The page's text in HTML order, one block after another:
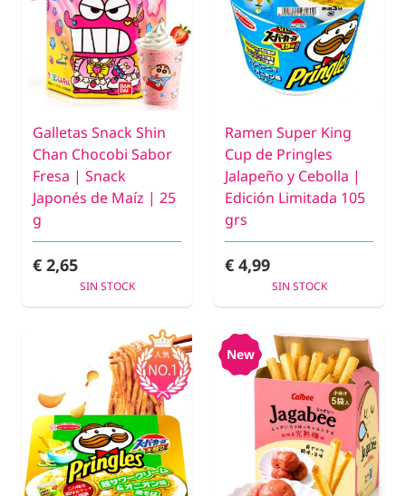
Galletas Snack Shin
Chan Chocobi Sabor
Fresa | Snack
Japonés de Maíz | 25
g
€ 2,65
SIN STOCK
Ramen Super King
Cup de Pringles
Jalapeño y Cebolla |
Edición Limitada 105
grs
€ 4,99
SIN STOCK
New